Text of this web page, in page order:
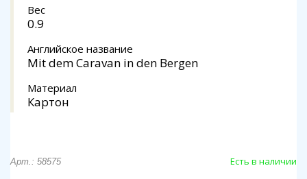
Вес
0.9
Английское название
Mit dem Caravan in den Bergen
Материал
Картон
Арт.: 58575 Есть в наличии